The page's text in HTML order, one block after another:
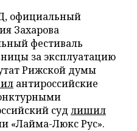
официальный
Захарова
фестиваль
за эксплуатацию
Рижской думы
антироссийские
суд лишил
«Лайма-Люкс Рус».